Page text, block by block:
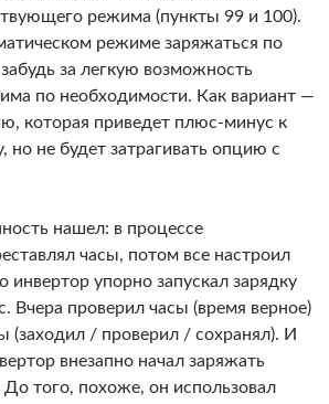
режима (пункты 99 и 100).
режиме заряжаться по
за легкую возможность
по необходимости. Как вариант —
которая приведет плюс-минус к
но не будет затрагивать опцию с
нашел: в процессе
часы, потом все настроил
инвертор упорно запускал зарядку
Вчера проверил часы (время верное)
(заходил / проверил / сохранял). И
внезапно начал заряжать
того, похоже, он использовал